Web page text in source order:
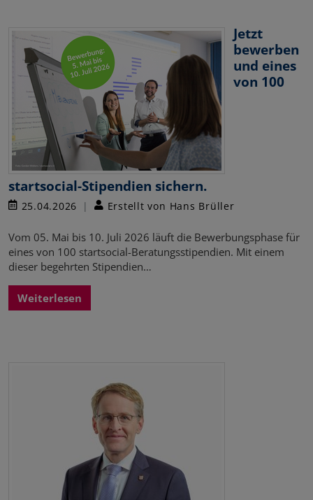
Jetzt
bewerben
und eines
von 100
startsocial-Stipendien sichern.
25.04.2026 Erstellt von Hans Brüller
Vom 05. Mai bis 10. Juli 2026 läuft die Bewerbungsphase für
eines von 100 startsocial-Beratungsstipendien. Mit einem
dieser begehrten Stipendien…
Weiterlesen